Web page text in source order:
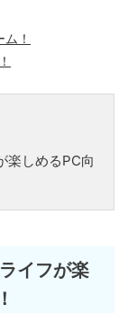
！
楽しめるPC向
イフが楽